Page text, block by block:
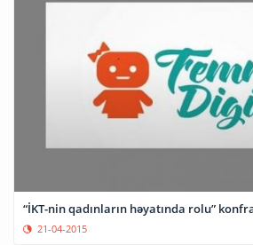
“İKT-nin qadınların həyatında rolu”
21-04-2015